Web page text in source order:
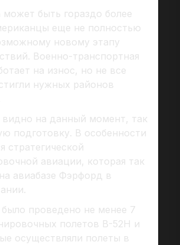
быть гораздо более
еще не полностью
новому этапу
Военно-транспортная
на износ, но не все
нужных районов
на данный момент, так
подготовку. В особенности
стратегической
авиации, которая так
авиабазе Фэрфорд в
было проведено не менее 7
полетов В-52Н и
осуществляли полеты в